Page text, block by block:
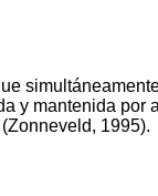
y mantenida por
1995).